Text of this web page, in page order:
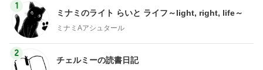
1
ミナミのライト らいと ライフ～light, right, life～
ミナミAアシュタール
2
チェルミーの読書日記